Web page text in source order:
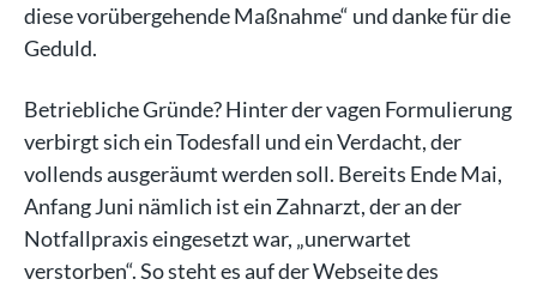
diese vorübergehende Maßnahme“ und danke für die
Geduld.
Betriebliche Gründe? Hinter der vagen Formulierung
verbirgt sich ein Todesfall und ein Verdacht, der
vollends ausgeräumt werden soll. Bereits Ende Mai,
Anfang Juni nämlich ist ein Zahnarzt, der an der
Notfallpraxis eingesetzt war, „unerwartet
verstorben“. So steht es auf der Webseite des